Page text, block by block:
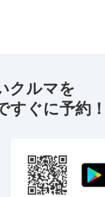
クルマを
すぐに予約！